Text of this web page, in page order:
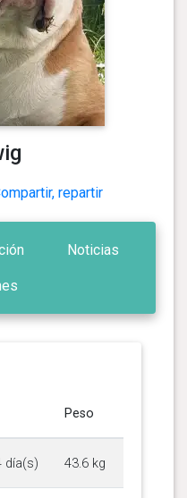
repartir
Noticias
Peso
día(s) 43.6 kg